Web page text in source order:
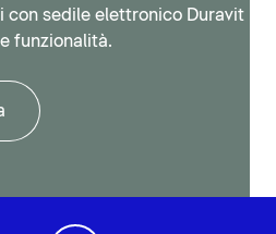
con sedile elettronico Duravit
funzionalità.